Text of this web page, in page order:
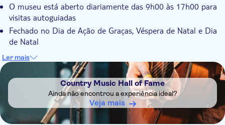
O museu está aberto diariamente das 9h00 às 17h00 para
visitas autoguiadas
Fechado no Dia de Ação de Graças, Véspera de Natal e Dia
de Natal
Atualmente, o uso de máscaras é obrigatório em todos os
programas educacionais nos teatros e auditórios do museu.
Apresente seu voucher no balcão de informações principal
do museu para receber um ingresso impresso. Todos os
ingressos eletrônicos ou vouchers devem ser trocados por
ingressos impressos para entrar no museu.
Ler mais
DSA1Country Music Hall of Fame
Country Music Hall of Fame
Ainda não encontrou a experiência ideal?
Veja mais